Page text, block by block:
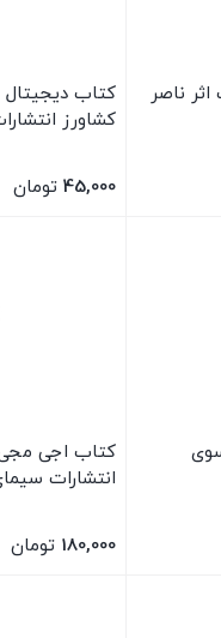
ناصر
کتاب دیجیتال
کشاورز
45,000 تومان
کتاب اجی مجی
انتشارات
180,000 تومان